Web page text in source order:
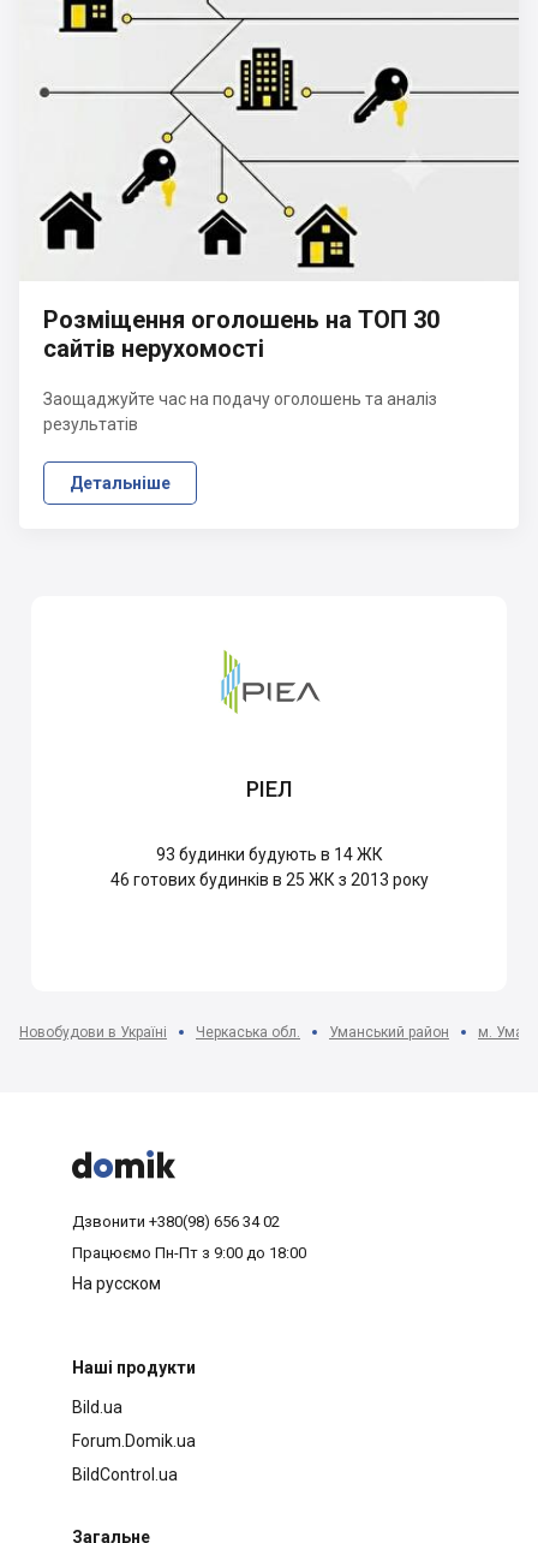
Розміщення оголошень на ТОП 30
сайтів нерухомості
Заощаджуйте час на подачу оголошень та аналіз
результатів
Детальніше
РІЕЛ
93 будинки будують в 14 ЖК
46 готових будинків в 25 ЖК з 2013 року
Новобудови в Україні Черкаська обл. Уманський район м. Умань



Дзвонити +380(98) 656 34 02
Працюємо Пн-Пт з 9:00 до 18:00
На русском
Наші продукти
Bild.ua
Forum.Domik.ua
BildControl.ua
Загальне